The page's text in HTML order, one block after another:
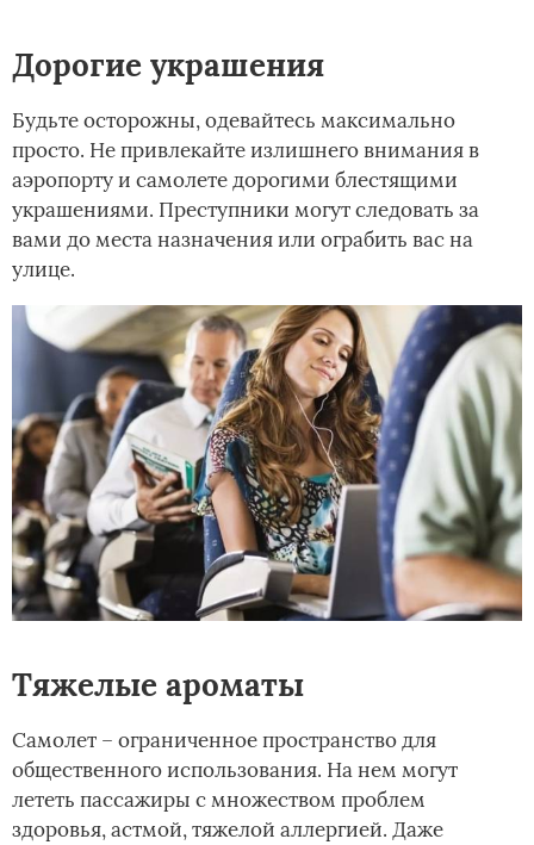
Дорогие украшения
Будьте осторожны, одевайтесь максимально
просто. Не привлекайте излишнего внимания в
аэропорту и самолете дорогими блестящими
украшениями. Преступники могут следовать за
вами до места назначения или ограбить вас на
улице.
Тяжелые ароматы
Самолет – ограниченное пространство для
общественного использования. На нем могут
лететь пассажиры с множеством проблем
здоровья, астмой, тяжелой аллергией. Даже